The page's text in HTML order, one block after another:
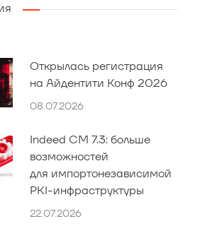
Открылась регистрация
на Айдентити Конф 2026
08.07.2026
Indeed CM 7.3: больше
возможностей
для импортонезависимой
PKI-инфраструктуры
22.07.2026